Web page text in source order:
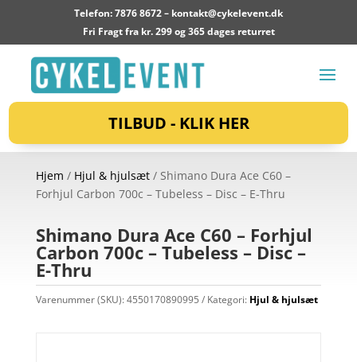
Telefon: 7876 8672 – kontakt@cykelevent.dk
Fri Fragt fra kr. 299 og 365 dages returret
TILBUD - KLIK HER
Hjem / Hjul & hjulsæt/ Shimano Dura Ace C60 –
Forhjul Carbon 700c – Tubeless – Disc – E-Thru
Shimano Dura Ace C60 – Forhjul
Carbon 700c – Tubeless – Disc –
E-Thru
Varenummer (SKU):4550170890995 Kategori: Hjul & hjulsæt